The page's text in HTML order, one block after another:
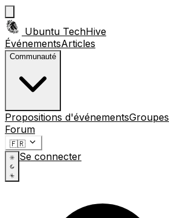
Ubuntu TechHive
ÉvénementsArticles
Communauté
Propositions d'événementsGroupes
Forum
🇫🇷
Se connecter